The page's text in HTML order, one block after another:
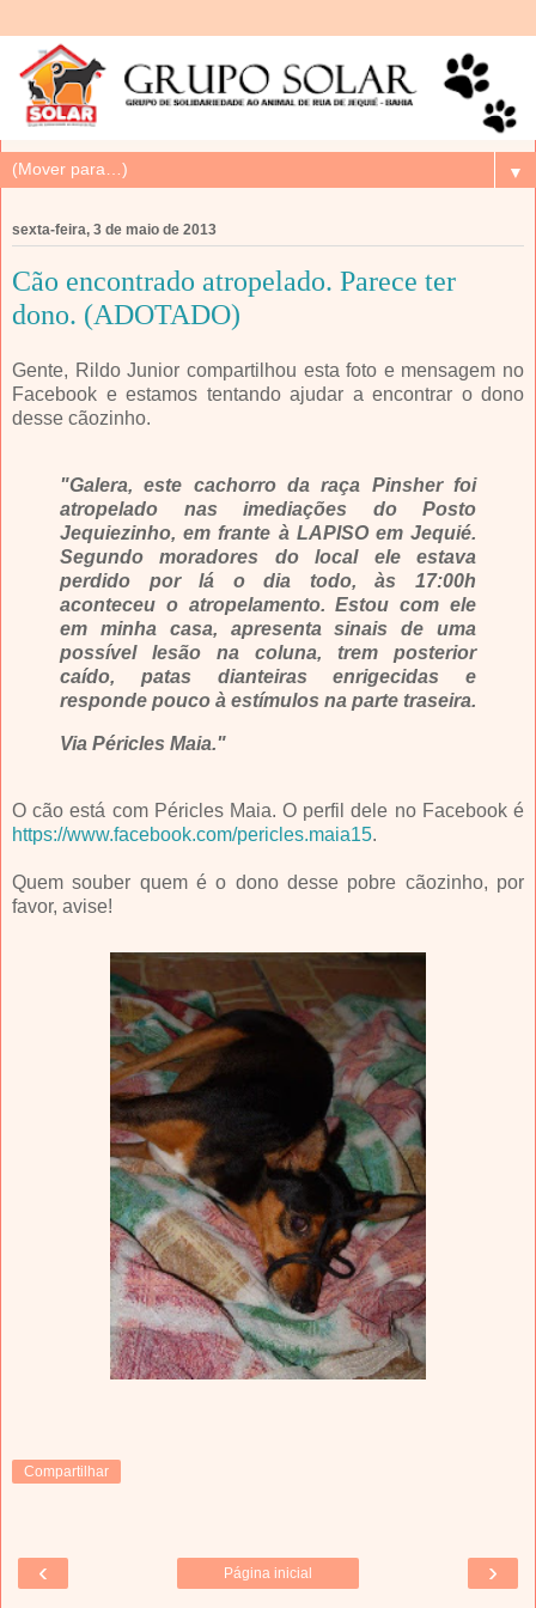
▼
sexta-feira, 3 de maio de 2013
Cão encontrado atropelado. Parece ter
dono. (ADOTADO)
Gente, Rildo Junior compartilhou esta foto e mensagem no
Facebook e estamos tentando ajudar a encontrar o dono
desse cãozinho.
"Galera, este cachorro da raça Pinsher foi
atropelado nas imediações do Posto
Jequiezinho, em frante à LAPISO em Jequié.
Segundo moradores do local ele estava
perdido por lá o dia todo, às 17:00h
aconteceu o atropelamento. Estou com ele
em minha casa, apresenta sinais de uma
possível lesão na coluna, trem posterior
caído, patas dianteiras enrigecidas e
responde pouco à estímulos na parte traseira.
Via Péricles Maia."
O cão está com Péricles Maia. O perfil dele no Facebook é
https://www.facebook.com/pericles.maia15.
Quem souber quem é o dono desse pobre cãozinho, por
favor, avise!
Compartilhar
‹ ›
Página inicial